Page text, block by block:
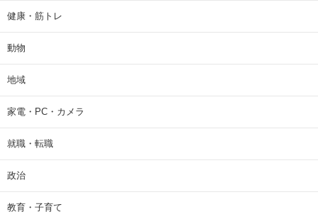
健康・筋トレ
動物
地域
家電・PC・カメラ
就職・転職
政治
教育・子育て